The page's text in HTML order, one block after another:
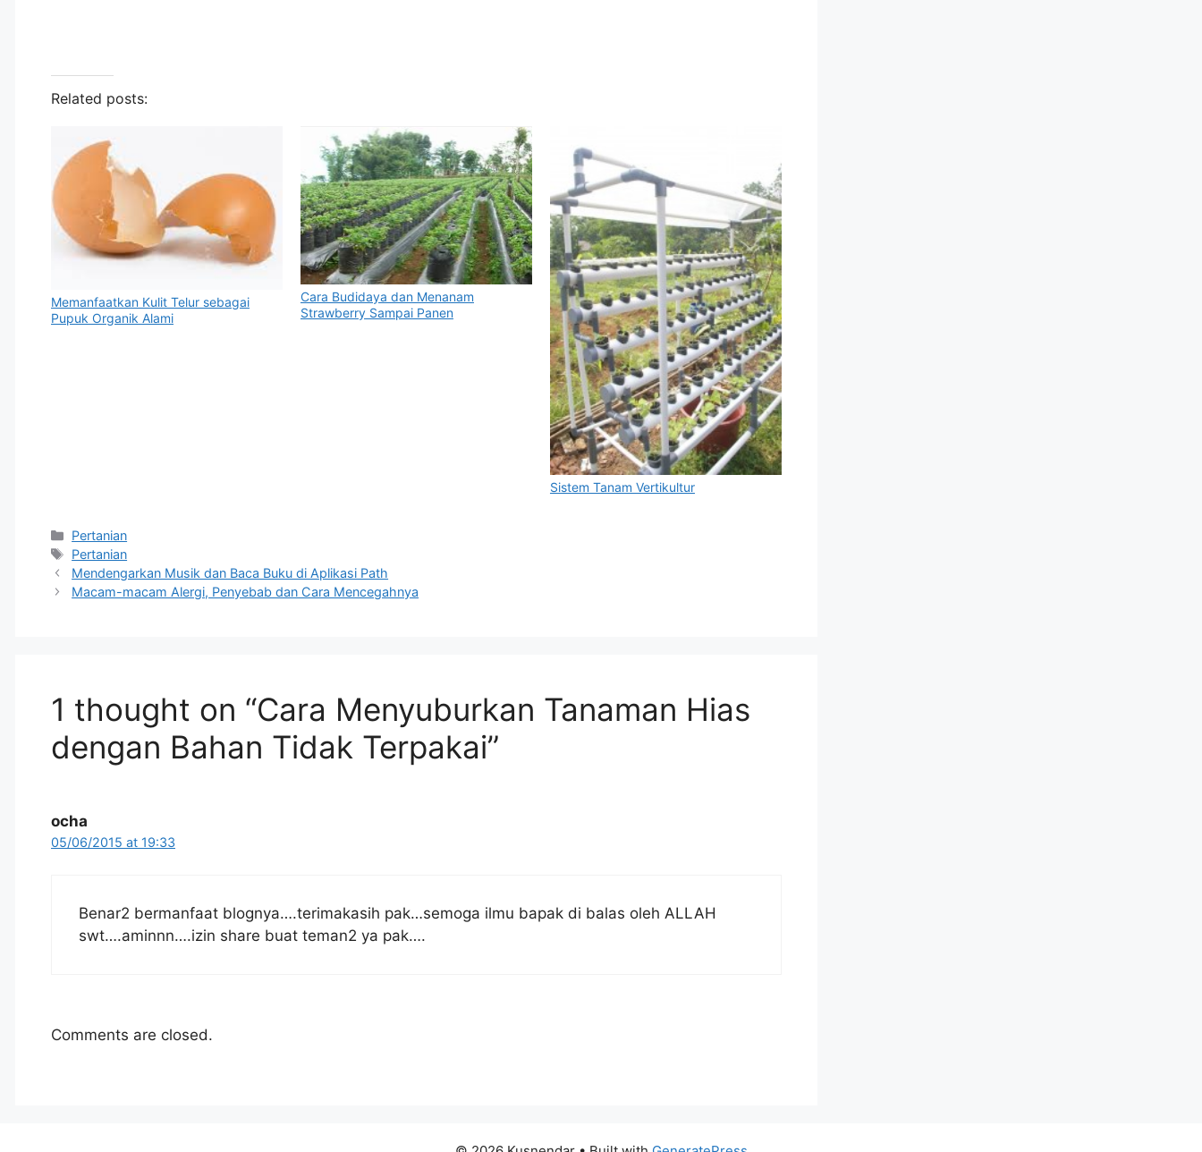
Related posts:
Memanfaatkan Kulit Telur sebagai
Pupuk Organik Alami
Cara Budidaya dan Menanam
Strawberry Sampai Panen
Sistem Tanam Vertikultur
Categories
Pertanian
Tags
Pertanian
Mendengarkan Musik dan Baca Buku di Aplikasi Path
Macam-macam Alergi, Penyebab dan Cara Mencegahnya
1 thought on “Cara Menyuburkan Tanaman Hias
dengan Bahan Tidak Terpakai”
ocha
05/06/2015 at 19:33
Benar2 bermanfaat blognya….terimakasih pak…semoga ilmu bapak di balas oleh ALLAH
swt….aminnn….izin share buat teman2 ya pak….
Comments are closed.